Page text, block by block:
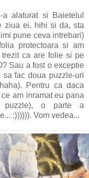
alaturat si Baietelul
ziua ei. hihi si da, sta
pune ceva intrebari)
protectoara si am
ca are folie si pe
Sau a fost o exceptie
sa fac doua puzzle-uri
Pentru ca daca
am inramat eu pana
puzzle), o parte a
:)))))). Vom vedea...